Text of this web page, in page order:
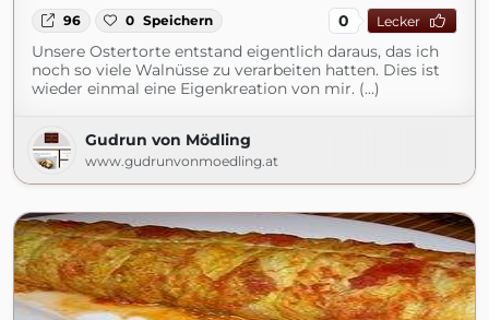
96 0 Speichern 0 Lecker
Unsere Ostertorte entstand eigentlich daraus, das ich
noch so viele Walnüsse zu verarbeiten hatten. Dies ist
wieder einmal eine Eigenkreation von mir. (...)
Gudrun von Mödling
www.gudrunvonmoedling.at